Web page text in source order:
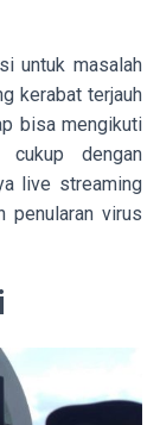
untuk masalah
kerabat terjauh
bisa mengikuti
cukup dengan
live streaming
penularan virus